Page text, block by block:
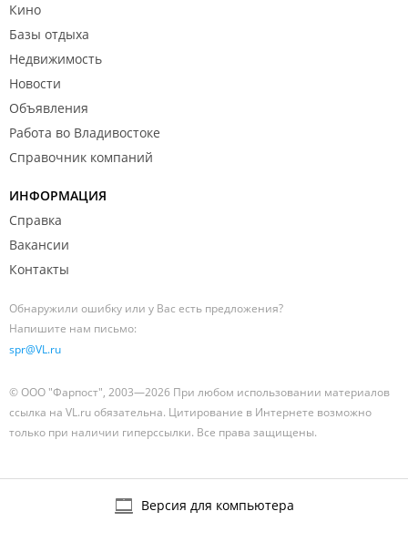
Кино
Базы отдыха
Недвижимость
Новости
Объявления
Работа во Владивостоке
Справочник компаний
ИНФОРМАЦИЯ
Справка
Вакансии
Контакты
Обнаружили ошибку или у Вас есть предложения?
Напишите нам письмо:
spr@VL.ru
© ООО "Фарпост", 2003—2026 При любом использовании материалов
ссылка на VL.ru обязательна. Цитирование в Интернете возможно
только при наличии гиперссылки. Все права защищены.
Версия для компьютера